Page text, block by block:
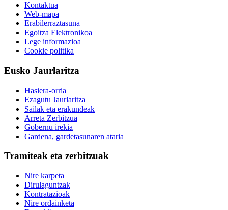
Kontaktua
Web-mapa
Erabilerraztasuna
Egoitza Elektronikoa
Lege informazioa
Cookie politika
Eusko Jaurlaritza
Hasiera-orria
Ezagutu Jaurlaritza
Sailak eta erakundeak
Arreta Zerbitzua
Gobernu irekia
Gardena, gardetasunaren ataria
Tramiteak eta zerbitzuak
Nire karpeta
Dirulaguntzak
Kontratazioak
Nire ordainketa